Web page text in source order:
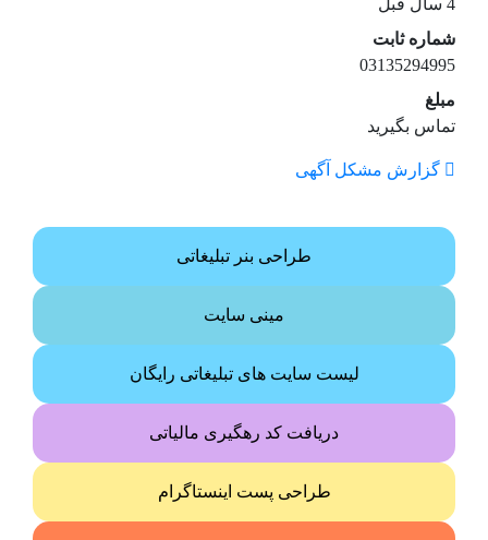
4 سال قبل
شماره ثابت
03135294995
مبلغ
تماس بگیرید
گزارش مشکل آگهی
طراحی بنر تبلیغاتی
مینی سایت
لیست سایت های تبلیغاتی رایگان
دریافت کد رهگیری مالیاتی
طراحی پست اینستاگرام